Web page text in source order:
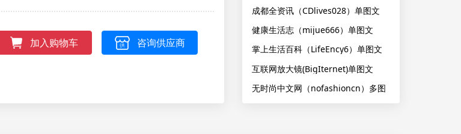
加入购物车 咨询供应商
成都全资讯（CDlives028）单图文
健康生活志（mijue666）单图文
掌上生活百科（LifeEncy6）单图文
互联网放大镜(BigIternet)单图文
无时尚中文网（nofashioncn）多图
文3-N条